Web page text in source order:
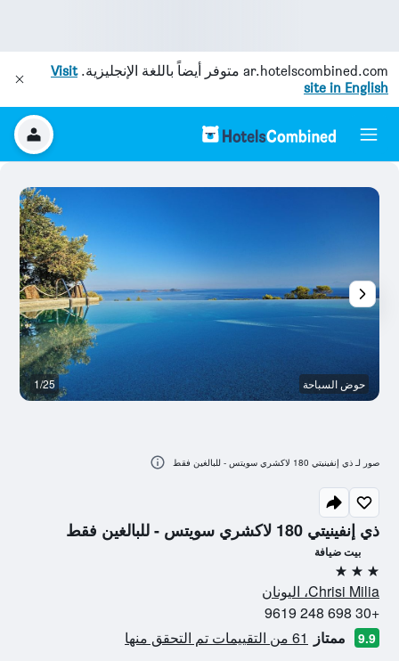
ar.hotelscombined.com متوفر أيضاً باللغة الإنجليزية.Visit
site in English
ذي إنفينيتي 180 لاكشري سويتس - للبالغين فقط
بيت ضيافة
3 نجوم
Chrisi Milia، اليونان
+30 698 248 9619
9.9 ممتاز 61 من التقييمات تم التحقق منها
حوض السباحة 1/25
صور لـ ذي إنفينيتي 180 لاكشري سويتس - للبالغين فقط